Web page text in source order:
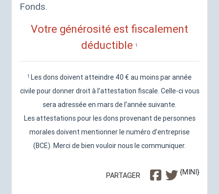
Fonds.
Votre générosité est fiscalement
déductible 1
1 Les dons doivent atteindre 40 € au moins par année
civile pour donner droit à l’attestation fiscale. Celle-ci vous
sera adressée en mars de l’année suivante.
Les attestations pour les dons provenant de personnes
morales doivent mentionner le numéro d’entreprise
(BCE). Merci de bien vouloir nous le communiquer.
PARTAGER {MINI}